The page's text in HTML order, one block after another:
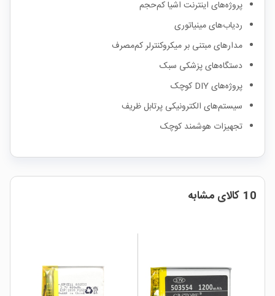
پروژه‌های اینترنت اشیا کم‌حجم
ردیاب‌های مینیاتوری
مدارهای مبتنی بر میکروکنترلر کم‌مصرف
دستگاه‌های پزشکی سبک
پروژه‌های DIY کوچک
سیستم‌های الکترونیکی پرتابل ظریف
تجهیزات هوشمند کوچک
10 کالای مشابه